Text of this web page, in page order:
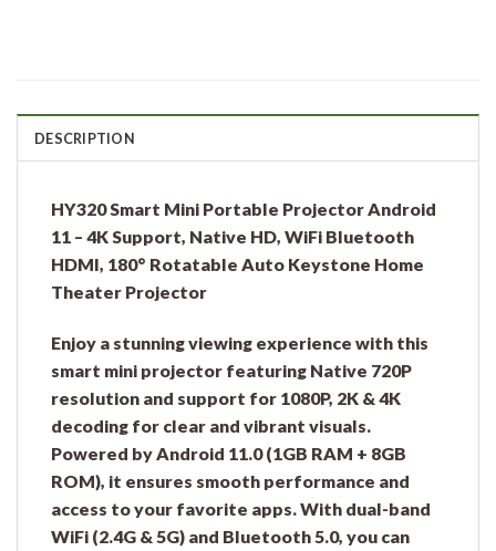
DESCRIPTION
HY320 Smart Mini Portable Projector Android
11 – 4K Support, Native HD, WiFi Bluetooth
HDMI, 180° Rotatable Auto Keystone Home
Theater Projector
Enjoy a stunning viewing experience with this
smart mini projector featuring Native 720P
resolution and support for 1080P, 2K & 4K
decoding for clear and vibrant visuals.
Powered by Android 11.0 (1GB RAM + 8GB
ROM), it ensures smooth performance and
access to your favorite apps. With dual-band
WiFi (2.4G & 5G) and Bluetooth 5.0, you can